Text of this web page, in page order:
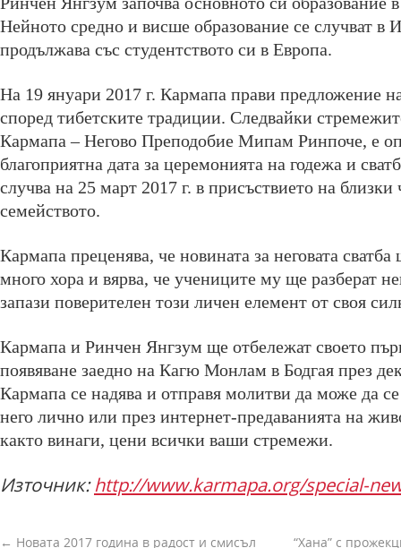
Нейното средно и висше образование се случват в
продължава със студентството си в Европа.
На 19 януари 2017 г. Кармапа прави предложение
според тибетските традиции. Следвайки
Кармапа – Негово Преподобие Мипам Ринпоче, е
благоприятна дата за церемонията на годежа и
случва на 25 март 2017 г. в присъствието на близки
семейството.
Кармапа преценява, че новината за неговата сватба
много хора и вярва, че учениците му ще разберат
запази поверителен този личен елемент от своя
Кармапа и Ринчен Янгзум ще отбележат своето
появяване заедно на Кагю Монлам в Бодгая през
Кармапа се надява и отправя молитви да може да
него лично или през интернет-предаванията на
както винаги, цени всички ваши стремежи.
Източник:http://www.karmapa.org/special-
← Новата 2017 година в радост и смисъл “Хана” с